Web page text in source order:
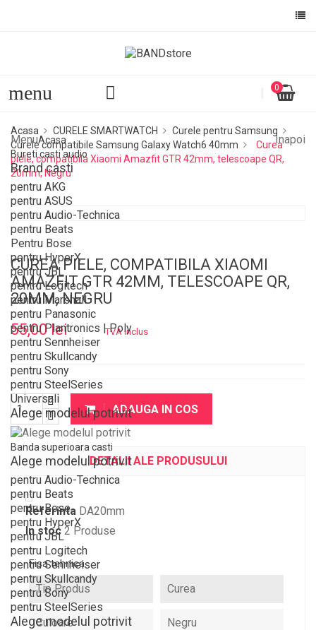
menu 0
Menu Inapoi
Acasa
Bureti casti audio
Brand casti
pentru AKG
pentru ASUS
pentru Audio-Technica
pentru Beats
Pentru Bose
pentru HyperX
pentru JBL
pentru Logitech
pentru Marshall
pentru Panasonic
pentru Plantronics | Poly
pentru Sennheiser
pentru Skullcandy
pentru Sony
pentru SteelSeries
Universali
Alege modelul potrivit
Banda superioara casti
Alege modelul potrivit
pentru Audio-Technica
pentru Beats
pentru Bose
pentru HyperX
pentru JBL
pentru Logitech
pentru Sennheiser
pentru Skullcandy
pentru Sony
pentru SteelSeries
Alege modelul potrivit
Acasa CURELE SMARTWATCH
Curele pentru Samsung
Curele compatibile Samsung Galaxy Watch6 40mm
Curea
piele, compatibila Xiaomi Amazfit GTR 42mm, telescoape QR,
20mm, Negru
CUREA PIELE, COMPATIBILA XIAOMI
AMAZFIT GTR 42MM, TELESCOAPE QR,
20MM, NEGRU
55,00 lei
TVA inclus
ADAUGA IN COS
DETALII ALE PRODUSULUI
Referinta DA20mm
In stoc 2 Produse
Fisa tehnica
Tip Produs Curea
Culoare Negru